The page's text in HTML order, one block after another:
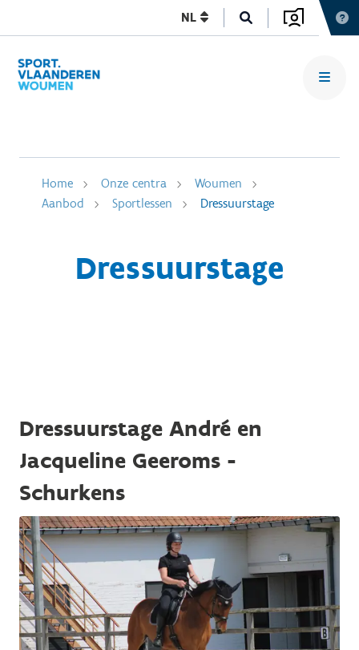
NL
Home Onze centra
Woumen
Aanbod
Sportlessen Dressuurstage
Dressuurstage
Dressuurstage André en
Jacqueline Geeroms -
Schurkens